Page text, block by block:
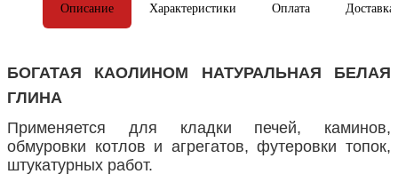
Описание Характеристики Оплата Доставка
БОГАТАЯ КАОЛИНОМ НАТУРАЛЬНАЯ БЕЛАЯ
ГЛИНА
Применяется для кладки печей, каминов,
обмуровки котлов и агрегатов, футеровки топок,
штукатурных работ.